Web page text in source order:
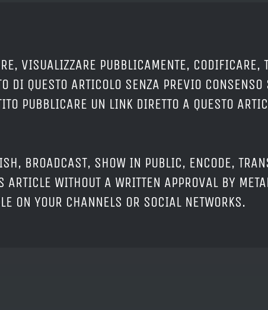
VISUALIZZARE PUBBLICAMENTE, CODIFICARE,
DI QUESTO ARTICOLO SENZA PREVIO CONSENSO
PUBBLICARE UN LINK DIRETTO A QUESTO
BROADCAST, SHOW IN PUBLIC, ENCODE,
WITHOUT A WRITTEN APPROVAL BY
ON YOUR CHANNELS OR SOCIAL NETWORKS.